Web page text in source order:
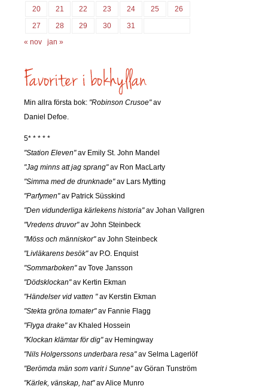
20
21 22 23 24 25
26
27
28 29 30
31
« nov
jan »
Min allra första bok: "Robinson Crusoe"av
Daniel Defoe.
5* * * * *
"Station Eleven"av Emily St. John Mandel
"Jag minns att jag sprang"av Ron MacLarty
"Simma med de drunknade"av Lars Mytting
"Parfymen"av Patrick Süsskind
"Den vidunderliga kärlekens historia"av Johan Vallgren
"Vredens druvor"av John Steinbeck
"Möss och människor"av John Steinbeck
"Livläkarens besök"av P.O. Enquist
"Sommarboken"av Tove Jansson
"Dödsklockan"av Kertin Ekman
"Händelser vid vatten "av Kerstin Ekman
"Stekta gröna tomater"av Fannie Flagg
"Flyga drake"av Khaled Hossein
"Klockan klämtar för dig"av Hemingway
"Nils Holgerssons underbara resa"av Selma Lagerlöf
"Berömda män som varit i Sunne"av Göran Tunström
"Kärlek, vänskap, hat"av Alice Munro